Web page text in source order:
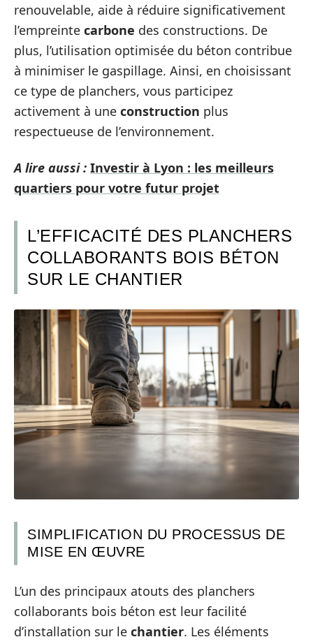
renouvelable, aide à réduire significativement
l’empreinte carbone des constructions. De
plus, l’utilisation optimisée du béton contribue
à minimiser le gaspillage. Ainsi, en choisissant
ce type de planchers, vous participez
activement à une construction plus
respectueuse de l’environnement.
A lire aussi : Investir à Lyon : les meilleurs
quartiers pour votre futur projet
L’EFFICACITÉ DES PLANCHERS
COLLABORANTS BOIS BÉTON
SUR LE CHANTIER
SIMPLIFICATION DU PROCESSUS DE
MISE EN ŒUVRE
L’un des principaux atouts des planchers
collaborants bois béton est leur facilité
d’installation sur le chantier. Les éléments